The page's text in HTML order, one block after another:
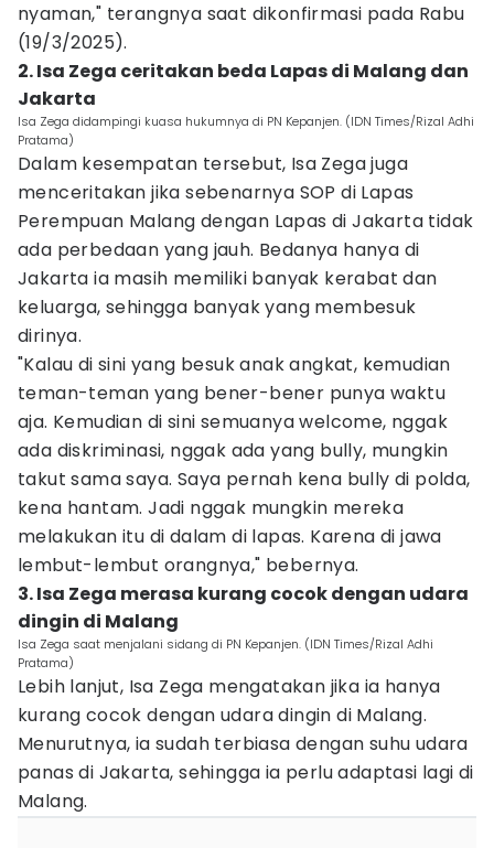
nyaman," terangnya saat dikonfirmasi pada Rabu
(19/3/2025).
2. Isa Zega ceritakan beda Lapas di Malang dan
Jakarta
Isa Zega didampingi kuasa hukumnya di PN Kepanjen. (IDN Times/Rizal Adhi
Pratama)
Dalam kesempatan tersebut, Isa Zega juga
menceritakan jika sebenarnya SOP di Lapas
Perempuan Malang dengan Lapas di Jakarta tidak
ada perbedaan yang jauh. Bedanya hanya di
Jakarta ia masih memiliki banyak kerabat dan
keluarga, sehingga banyak yang membesuk
dirinya.
"Kalau di sini yang besuk anak angkat, kemudian
teman-teman yang bener-bener punya waktu
aja. Kemudian di sini semuanya welcome, nggak
ada diskriminasi, nggak ada yang bully, mungkin
takut sama saya. Saya pernah kena bully di polda,
kena hantam. Jadi nggak mungkin mereka
melakukan itu di dalam di lapas. Karena di jawa
lembut-lembut orangnya," bebernya.
3. Isa Zega merasa kurang cocok dengan udara
dingin di Malang
Isa Zega saat menjalani sidang di PN Kepanjen. (IDN Times/Rizal Adhi
Pratama)
Lebih lanjut, Isa Zega mengatakan jika ia hanya
kurang cocok dengan udara dingin di Malang.
Menurutnya, ia sudah terbiasa dengan suhu udara
panas di Jakarta, sehingga ia perlu adaptasi lagi di
Malang.